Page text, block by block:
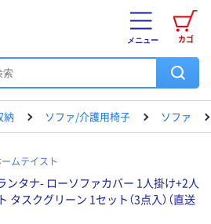
カゴ
メニュー
納 ソファ/介護用椅子 ソファ
ムテイスト
タナ- ローソファカバー 1人掛け+2人
スクグリーン 1セット（3点入）（直送